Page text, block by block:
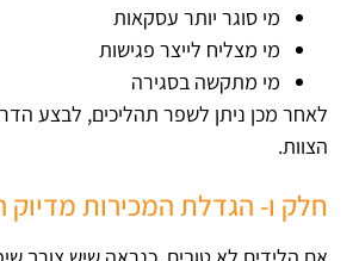
מי סוגר יותר עסקאות
מי מצליח לייצר פגישות
מי מתקשה בסגירה
לאחר מכן ניתן לשפר תהליכים, לבצע
הצוות.
חלק ו- הגדלת המכירות מדיוק